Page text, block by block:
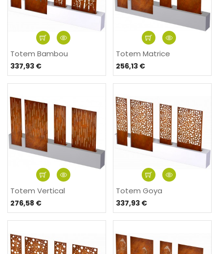
Totem Bambou
337,93 €
Totem Matrice
256,13 €
Totem Vertical
276,58 €
Totem Goya
337,93 €